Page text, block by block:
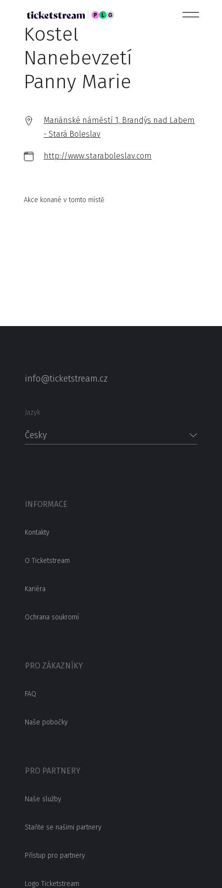
Kostel
Nanebevzetí
Panny Marie
Mariánské náměstí 1, Brandýs nad Labem
- Stará Boleslav
http://www.staraboleslav.com
Akce konané v tomto místě
info@ticketstream.cz
Jazyk
Česky
INFORMACE
Kontakty
O Ticketstream
Kariéra
Ochrana soukromí
PRO ZÁKAZNÍKY
FAQ
Naše pobočky
PRO PARTNERY
Naše služby
Staňte se našimi partnery
Přístup pro partnery
Logo Ticketstream